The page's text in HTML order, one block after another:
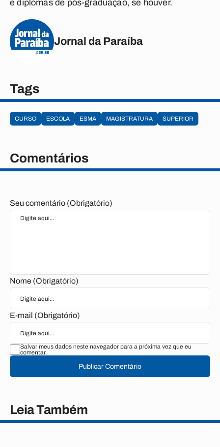
e diplomas de pós-graduação, se houver.
Jornal da Paraíba
Tags
CURSO ESCOLA ESMA MAGISTRATURA SUPERIOR
Comentários
Seu comentário (Obrigatório)
Nome (Obrigatório)
E-mail (Obrigatório)
Salvar meus dados neste navegador para a próxima vez que eu
comentar.
Publicar Comentário
Leia Também